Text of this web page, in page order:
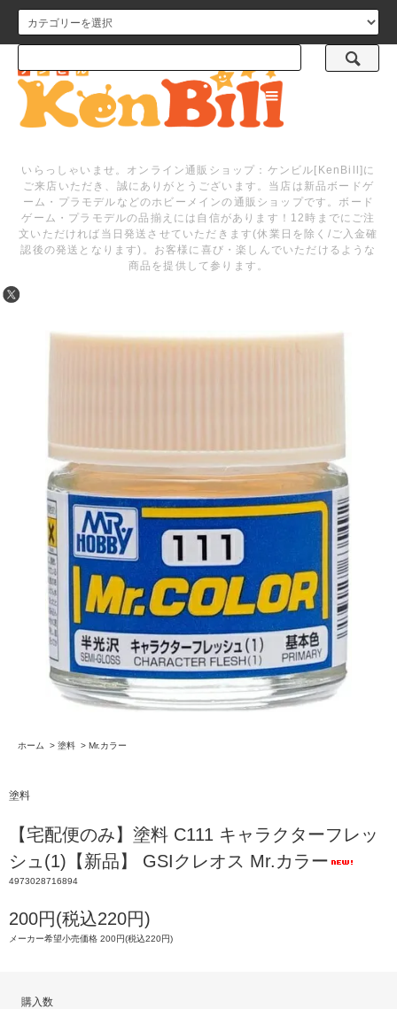
メニュー
いらっしゃいませ。オンライン通販ショップ：ケンビル[KenBill]に
ご来店いただき、誠にありがとうございます。当店は新品ボードゲ
ーム・プラモデルなどのホビーメインの通販ショップです。ボード
ゲーム・プラモデルの品揃えには自信があります！12時までにご注
文いただければ当日発送させていただきます(休業日を除く/ご入金確
認後の発送となります)。お客様に喜び・楽しんでいただけるような
商品を提供して参ります。
ホーム > 塗料 > Mr.カラー
塗料
【宅配便のみ】塗料 C111 キャラクターフレッ
シュ(1)【新品】 GSIクレオス Mr.カラー
4973028716894
200円(税込220円)
メーカー希望小売価格 200円(税込220円)
購入数